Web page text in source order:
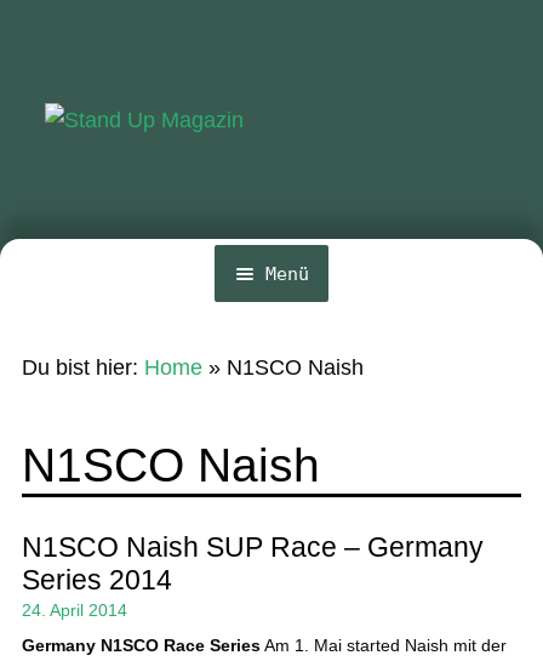
Menü
SUP-Events
Ratgeber
Das Magazin
Stand Up Magazin TV
Du bist hier: Home» N1SCO Naish
N1SCO Naish
N1SCO Naish SUP Race – Germany
Series 2014
24. April 2014
Germany N1SCO Race SeriesAm 1. Mai started Naish mit der